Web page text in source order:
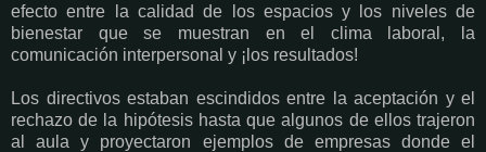
efecto entre la calidad de los espacios y los niveles de
bienestar que se muestran en el clima laboral, la
comunicación interpersonal y ¡los resultados!
Los directivos estaban escindidos entre la aceptación y el
rechazo de la hipótesis hasta que algunos de ellos trajeron
al aula y proyectaron ejemplos de empresas donde el